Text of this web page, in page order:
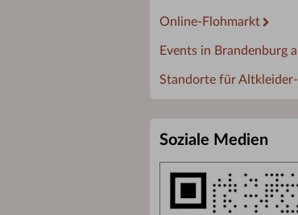
Online-Flohmarkt
Events in Brandenburg
Standorte für
Soziale Medien